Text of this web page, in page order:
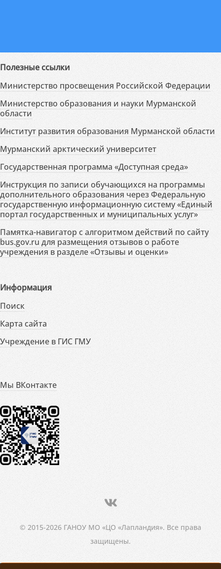
Полезные ссылки
Министерство просвещения Российской Федерации
Министерство образования и науки Мурманской
области
Институт развития образования Мурманской области
Мурманский арктический университет
Государственная программа «Доступная среда»
Инструкция по записи обучающихся на программы
дополнительного образования через Федеральную
государственную информационную систему «Единый
портал государственных и муниципальных услуг»
Памятка-навигатор с алгоритмом действий по сайту
bus.gov.ru для размещения отзывов о работе
учреждения в разделе «Отзывы и оценки»
Информация
Поиск
Карта сайта
Учреждение в ГИС ГМУ
Мы ВКонтакте
© 2015-2026 ГАНОУ МО «ЦО «Лапландия». Все права
защищены.